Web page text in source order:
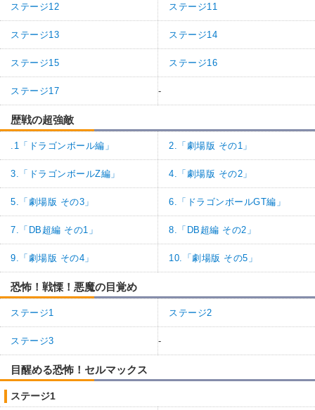
ステージ12 ステージ11
ステージ13 ステージ14
ステージ15 ステージ16
ステージ17 -
歴戦の超強敵
.1「ドラゴンボール編」 2.「劇場版 その1」
3.「ドラゴンボールZ編」 4.「劇場版 その2」
5.「劇場版 その3」 6.「ドラゴンボールGT編」
7.「DB超編 その1」 8.「DB超編 その2」
9.「劇場版 その4」 10.「劇場版 その5」
恐怖！戦慄！悪魔の目覚め
ステージ1 ステージ2
ステージ3 -
目醒める恐怖！セルマックス
ステージ1